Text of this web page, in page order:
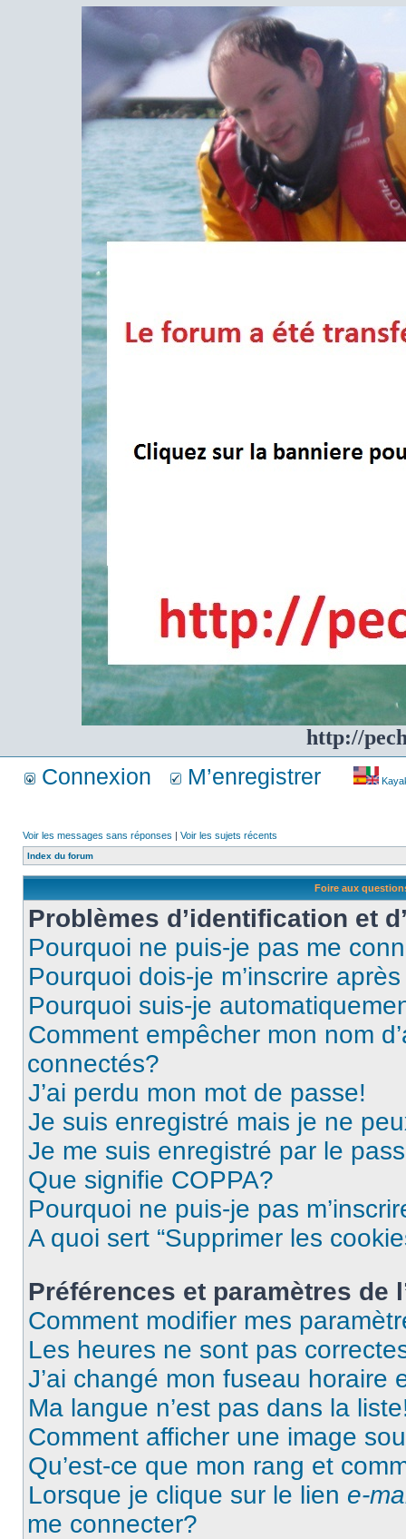
http://
Connexion M’enregistrer
Voir les messages sans réponses | Voir les sujets récents
Index du forum
Foire aux
Problèmes d’identification et
Pourquoi ne puis-je pas me
Pourquoi dois-je m’inscrire
Pourquoi suis-je
Comment empêcher mon nom
connectés?
J’ai perdu mon mot de passe!
Je suis enregistré mais je ne
Je me suis enregistré par le
Que signifie COPPA?
Pourquoi ne puis-je pas
A quoi sert “Supprimer les
Préférences et paramètres de
Comment modifier mes
Les heures ne sont pas
J’ai changé mon fuseau horaire
Ma langue n’est pas dans la
Comment afficher une image
Qu’est-ce que mon rang et
Lorsque je clique sur le lien e-
me connecter?